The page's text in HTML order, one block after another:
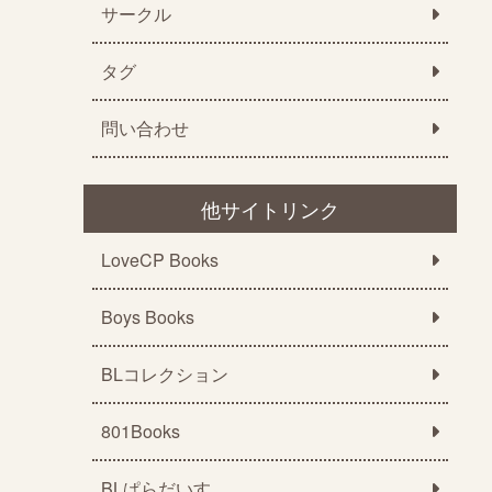
サークル
タグ
問い合わせ
他サイトリンク
LoveCP Books
Boys Books
BLコレクション
801Books